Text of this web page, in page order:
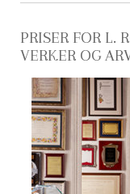
PRISER FOR L.
VERKER OG